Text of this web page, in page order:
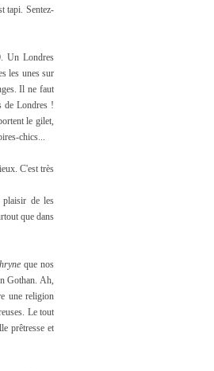
tapi. Sentez-
Un Londres
les unes sur
Il ne faut
de Londres !
le gilet,
chics...
C'est très
plaisir de les
que dans
que nos
Gothan. Ah,
une religion
Le tout
prêtresse et